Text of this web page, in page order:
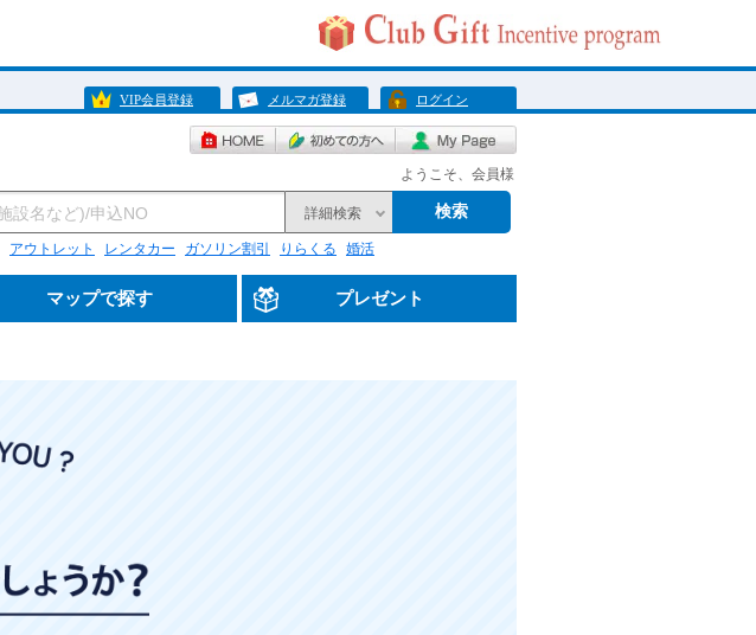
VIP会員登録 メルマガ登録 ログイン
ようこそ、会員様
詳細検索 検索
アウトレット レンタカー ガソリン割引 りらくる 婚活
マップで探す プレゼント